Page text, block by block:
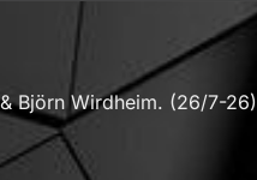
Björn Wirdheim. (26/7-26)